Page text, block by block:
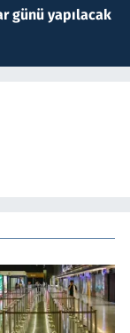
günü yapılacak